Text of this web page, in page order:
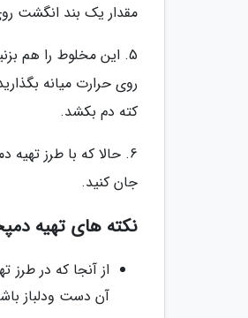
مقدار یک بند انگشت
5. این مخلوط را هم
روی حرارت میانه
کته دم بکشد.
6. حالا که با طرز
جان کنید.
نکته های تهیه
از آنجا که در
آن دست ودلباز